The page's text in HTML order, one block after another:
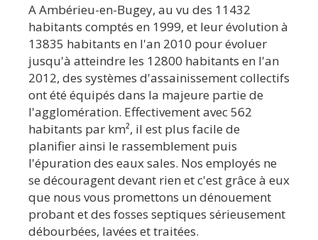
A Ambérieu-en-Bugey, au vu des 11432
habitants comptés en 1999, et leur évolution à
13835 habitants en l'an 2010 pour évoluer
jusqu'à atteindre les 12800 habitants en l'an
2012, des systèmes d'assainissement collectifs
ont été équipés dans la majeure partie de
l'agglomération. Effectivement avec 562
habitants par km², il est plus facile de
planifier ainsi le rassemblement puis
l'épuration des eaux sales. Nos employés ne
se découragent devant rien et c'est grâce à eux
que nous vous promettons un dénouement
probant et des fosses septiques sérieusement
débourbées, lavées et traitées.